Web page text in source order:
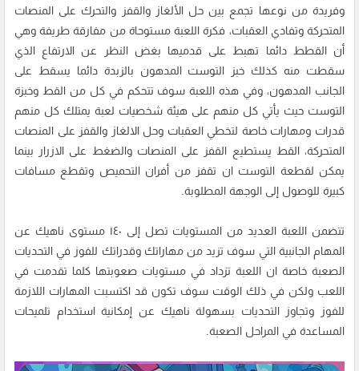
وفريدة من نوعها تجمع بين حل الألغاز والقفز والتحرك على المنصات
المتحركة وتفادي العقبات، فكرة اللعبة مستوحاة من مفارقة طريفة وهي
أن القطط دائما تهبط على قدميها بغض النظر عن الارتفاع الذي
سقطت منه كذلك خبز التوست المدهون بالزبدة دائما يسقط على
الجانب المدهون، وفي هذه اللعبة سوف تتحكم في كل من القط وخبزة
التوست حيث يأتي كل منهم على هيئة شخصيات لعبة يمتلك كل منهم
قدرات ومهارات خاصة لتخطي العقبات وحل الالغاز والقفز على المنصات
المتحركة، القط يستطيع القفز على المنصات والضغط على الازرار بينما
يمكن لقطعة التوست ان تقفز من أفران التحميص وتقطع مسافات
كبيرة للوصول إلى الوجهة المطلوبة.
تتضمن اللعبة العديد من المستويات تصل إلى ١٤٠ مستوى ناهيك عن
المهام الجانبية التي سوف تزيد من مهاراتك وقدراتك للفوز في التحديات
الصعبة خاصة ان اللعبة تزداد في مستويات صعوبتها كلما تقدمت في
اللعب ولكن في ذلك الوقت سوف تكون قد اكتسبت المهارات اللازمة
للفوز وتجاوز التحديات بسهولة ناهيك عن إمكانية استخدام تلميحات
المساعدة في المراحل الصعبة.